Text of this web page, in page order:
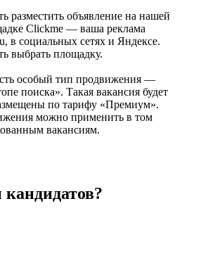
разместить объявление на нашей
Clickme — ваша реклама
в социальных сетях и Яндексе.
выбрать площадку.
особый тип продвижения —
поиска». Такая вакансия будет
по тарифу «Премиум».
можно применить в том
вакансиям.